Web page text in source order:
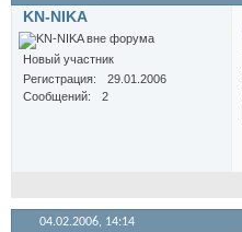
KN-NIKA
Новый участник
Регистрация
29.01.2006
Сообщений
2
04.02.2006, 14:14